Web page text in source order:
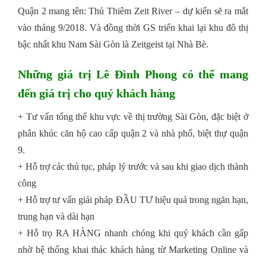
Quận 2 mang tên: Thủ Thiêm Zeit River – dự kiến sẽ ra mắt
vào tháng 9/2018. Và đồng thời GS triển khai lại khu đô thị
bậc nhất khu Nam Sài Gòn là Zeitgeist tại Nhà Bè.
Những giá trị Lê Đình Phong có thể mang
đến giá trị cho quý khách hàng
+ Tư vấn tổng thể khu vực về thị trường Sài Gòn, đặc biệt ở
phân khúc căn hộ cao cấp quận 2 và nhà phố, biệt thự quận
9.
+ Hỗ trợ các thủ tục, pháp lý trước và sau khi giao dịch thành
công
+ Hỗ trợ tư vấn giải pháp ĐẦU TƯ hiệu quả trong ngăn hạn,
trung hạn và dài hạn
+ Hỗ trọ RA HÀNG nhanh chóng khi quý khách cần gấp
nhờ hệ thống khai thác khách hàng từ Marketing Online và